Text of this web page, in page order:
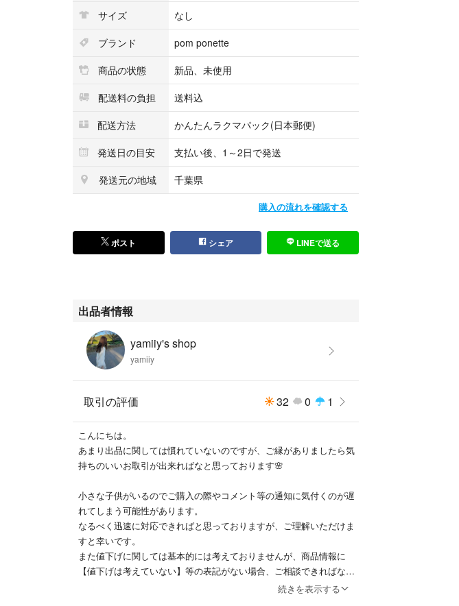
サイズ
なし
ブランド
pom ponette
商品の状態
新品、未使用
配送料の負担
送料込
配送方法
かんたんラクマパック(日本郵便)
発送日の目安
支払い後、1～2日で発送
発送元の地域
千葉県
購入の流れを確認する
ポスト シェア LINEで送る
出品者情報
yamiiy's shop
yamiiy
取引の評価 32 0 1
こんにちは。
あまり出品に関しては慣れていないのですが、ご縁がありましたら気
持ちのいいお取引が出来ればなと思っております🌸
小さな子供がいるのでご購入の際やコメント等の通知に気付くのが遅
れてしまう可能性があります。
なるべく迅速に対応できればと思っておりますが、ご理解いただけま
すと幸いです。
また値下げに関しては基本的には考えておりませんが、商品情報に
【値下げは考えていない】等の表記がない場合、ご相談できればなと
思っているのでコメントいただければと思います。続きを表示する